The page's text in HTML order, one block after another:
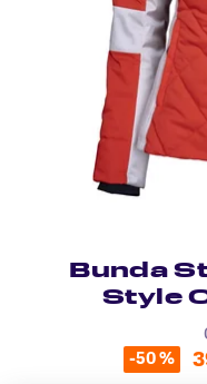
Bunda
Style
-50 %